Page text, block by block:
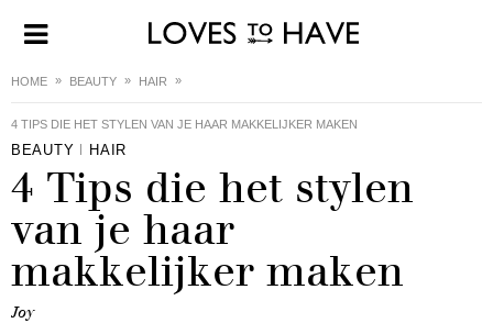
HOME BEAUTY HAIR
4 TIPS DIE HET STYLEN VAN JE HAAR MAKKELIJKER MAKEN
BEAUTY HAIR
4 Tips die het stylen
van je haar
makkelijker maken
Joy